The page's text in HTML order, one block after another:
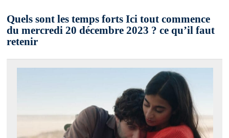
Quels sont les temps forts Ici tout commence
du mercredi 20 décembre 2023 ? ce qu’il faut
retenir